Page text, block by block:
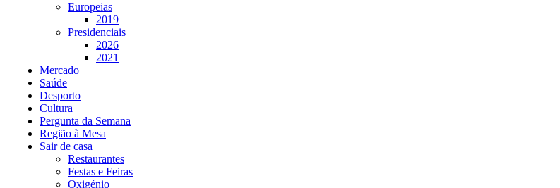
Europeias
2019
Presidenciais
2026
2021
Mercado
Saúde
Desporto
Cultura
Pergunta da Semana
Região à Mesa
Sair de casa
Restaurantes
Festas e Feiras
Oxigénio